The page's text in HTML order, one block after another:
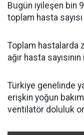
Bugün iyileşen bin
toplam hasta
Toplam hastalarda
ağır hasta
Türkiye genelinde
erişkin yoğun
ventilatör doluluk